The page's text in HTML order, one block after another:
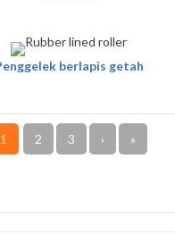
berlapis getah
1 2 3 › »